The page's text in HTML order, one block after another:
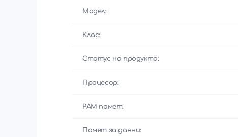
Модел:
Клас:
Статус на продукта:
Процесор:
РАМ памет:
Памет за данни: